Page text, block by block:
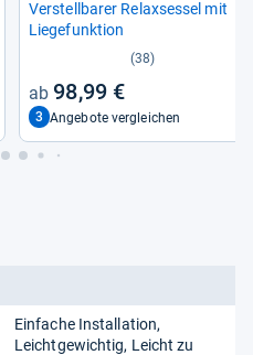
Ver­stell­ba­rer Rela­x­ses­sel mit
Lie­ge­funk­tion
(38)
98,99 €
3 Angebote vergleichen
Einfache Installation,
Leichtgewichtig, Leicht zu